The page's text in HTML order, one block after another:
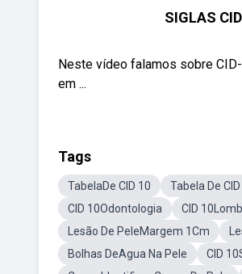
SIGLAS
Neste vídeo falamos sobre
em ...
Tags
TabelaDe CID 10 Tabela De
CID 10Odontologia
CID
Lesão De PeleMargem 1Cm
Bolhas DeAgua Na Pele
CID